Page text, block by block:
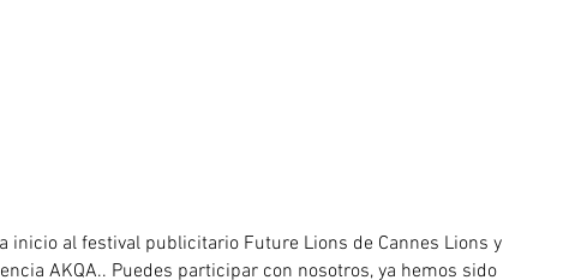
inicio al festival publicitario Future Lions de Cannes Lions y
AKQA.. Puedes participar con nosotros, ya hemos sido